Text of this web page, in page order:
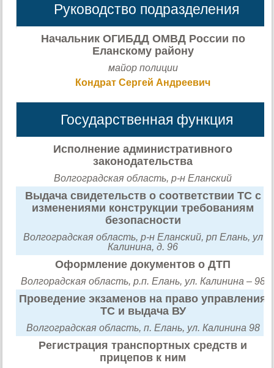
Руководство подразделения
Начальник ОГИБДД ОМВД России по
Еланскому району
майор полиции
Кондрат Сергей Андреевич
Государственная функция
Исполнение административного
законодательства
Волгоградская область, р-н Еланский
Выдача свидетельств о соответствии ТС с
изменениями конструкции требованиям
безопасности
Волгоградская область, р-н Еланский, рп Елань, ул
Калинина, д. 96
Оформление документов о ДТП
Волгорадская область, р.п. Елань, ул. Калинина – 98
Проведение экзаменов на право управления
ТС и выдача ВУ
Волгоградская область, п. Елань, ул. Калинина 98
Регистрация транспортных средств и
прицепов к ним